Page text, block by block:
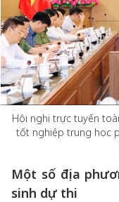
Hội nghị trực tuyến
tốt nghiệp trung học
Một số địa
sinh dự thi